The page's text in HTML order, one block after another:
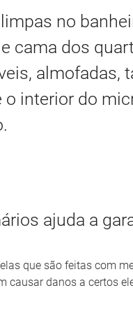
no
cama dos
almofadas,
o interior do
ajuda a
que são feitas com
causar danos a certos